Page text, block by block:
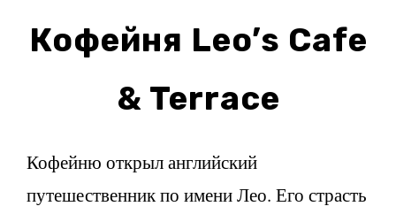
Кофейня Leo’s Cafe
& Terrace
Кофейню открыл английский
путешественник по имени Лео. Его страсть